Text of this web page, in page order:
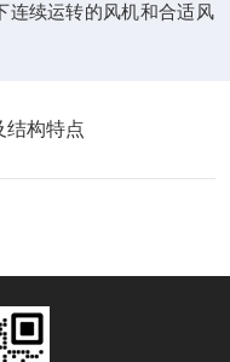
续运转的风机和合适风
结构特点